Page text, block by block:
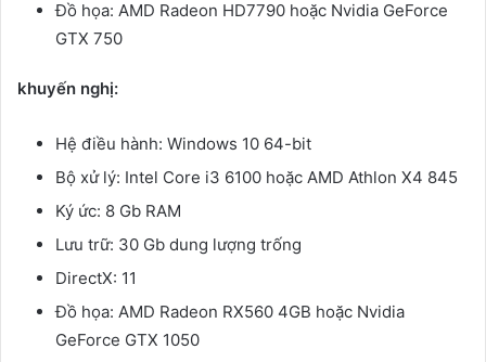
Đồ họa: AMD Radeon HD7790 hoặc Nvidia GeForce
GTX 750
khuyến nghị:
Hệ điều hành: Windows 10 64-bit
Bộ xử lý: Intel Core i3 6100 hoặc AMD Athlon X4 845
Ký ức: 8 Gb RAM
Lưu trữ: 30 Gb dung lượng trống
DirectX: 11
Đồ họa: AMD Radeon RX560 4GB hoặc Nvidia
GeForce GTX 1050